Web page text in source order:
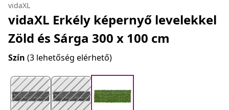
vidaXL
vidaXL Erkély képernyő levelekkel
Zöld és Sárga 300 x 100 cm
Szín (3 lehetőség elérhető)